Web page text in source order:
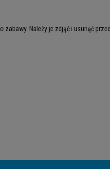
zabawy. Należy je zdjąć i usunąć